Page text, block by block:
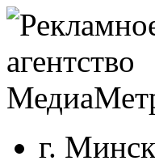
г. Минск